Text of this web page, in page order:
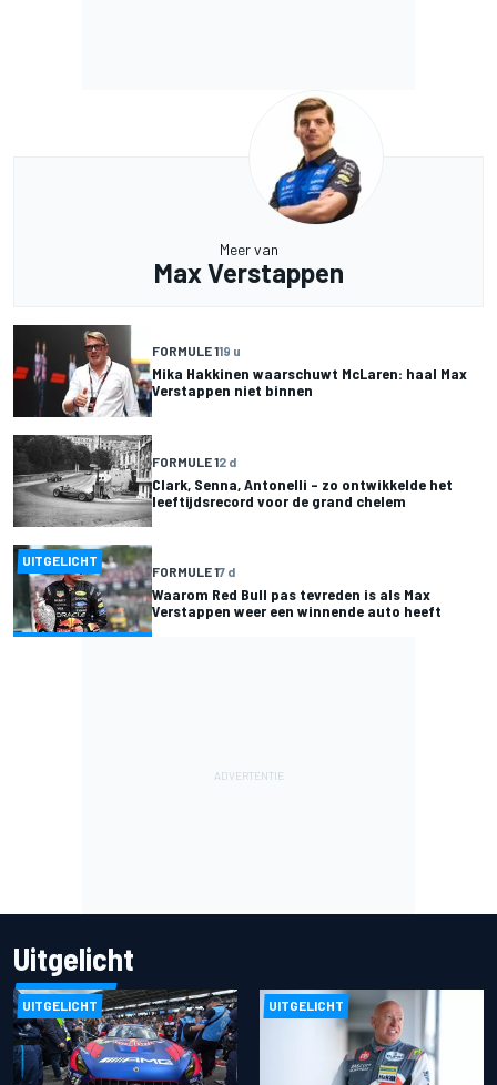
Meer van
Max Verstappen
FORMULE 119 u
Mika Hakkinen waarschuwt McLaren: haal Max
Verstappen niet binnen
FORMULE 12 d
Clark, Senna, Antonelli – zo ontwikkelde het
leeftijdsrecord voor de grand chelem
UITGELICHT
FORMULE 17 d
Waarom Red Bull pas tevreden is als Max
Verstappen weer een winnende auto heeft
Uitgelicht
UITGELICHT UITGELICHT